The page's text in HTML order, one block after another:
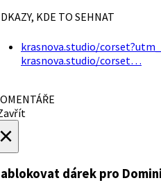
KDE TO SEHNAT
krasnova.studio/
krasnova.studio/corset…
dárek pro